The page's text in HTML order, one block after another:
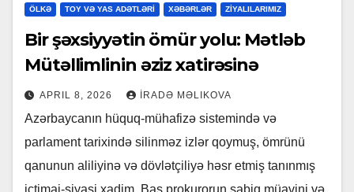
ÖLKƏ TOY VƏ YAS ADƏTLƏRİ XƏBƏRLƏR ZİYALILARIMIZ
Bir şəxsiyyətin ömür yolu: Mətləb
Mütəllimlinin əziz xatirəsinə
APRIL 8, 2026 İRADƏ MƏLIKOVA
Azərbaycanın hüquq-mühafizə sistemində və
parlament tarixində silinməz izlər qoymuş, ömrünü
qanunun aliliyinə və dövlətçiliyə həsr etmiş tanınmış
ictimai-siyasi xadim, Baş prokurorun sabiq müavini və